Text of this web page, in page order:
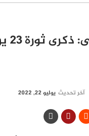
آخر تحديث يوليو 22, 2022